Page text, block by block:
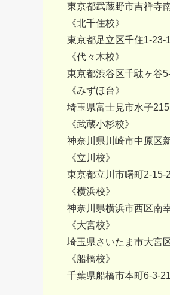
東京都武蔵野市吉祥寺
《北千住校》
東京都足立区千住1-23-
《代々木校》
東京都渋谷区千駄ヶ谷
《みずほ台》
埼玉県富士見市水子
《武蔵小杉校》
神奈川県川崎市中原区
《立川校》
東京都立川市曙町2-15-
《横浜校》
神奈川県横浜市西区南
《大宮校》
埼玉県さいたま市大宮
《船橋校》
千葉県船橋市本町6-3-21